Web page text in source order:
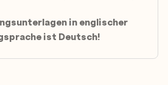
in englischer
ist Deutsch!